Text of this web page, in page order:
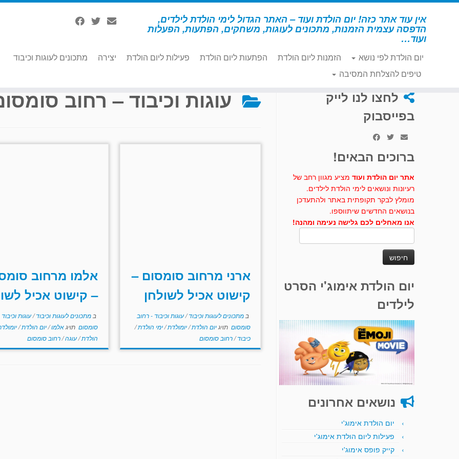
דלג
אין עוד אתר כזה! יום הולדת ועוד – האתר הגדול לימי הולדת לילדים,
הדפסה עצמית הזמנות, מתכונים לעוגות, משחקים, הפתעות, הפעלות
ועוד…
יום הולדת לפי נושא הזמנות ליום הולדת הפתעות ליום הולדת פעילות ליום הולדת יצירה
מתכונים לעוגות וכיבוד
טיפים להצלחת המסיבה
דף הבית » רחוב סומסום »
לחצו לנו לייק
בפייסבוק
ברוכים הבאים!
אתר יום הולדת ועוד מציע מגוון רחב של
רעיונות ונושאים לימי הולדת לילדים.
מומלץ לבקר תקופתית באתר ולהתעדכן
בנושאים החדשים שיתווספו.
אנו מאחלים לכם גלישה נעימה ומהנה!
יום הולדת אימוג'י הסרט
לילדים
נושאים אחרונים
יום הולדת אימוג'י
פעילות ליום הולדת אימוג'י
קייק פופס אימוג'י
עוגות וכיבוד – רחוב
ארני מרחוב סומסום –
קישוט אכיל לשולחן
במתכונים לעוגות וכיבוד/עוגות וכיבוד - רחוב
סומסום תויגיום הולדת/יומולדת/ימי הולדת/
כיבוד/רחוב סומסום
אלמו מרחוב
– קישוט אכיל
ב מתכונים לעוגות וכיבוד/עוגות
סומסום תויגאלמו/יום הולדת/
הולדת/עוגה/רחוב סומסום